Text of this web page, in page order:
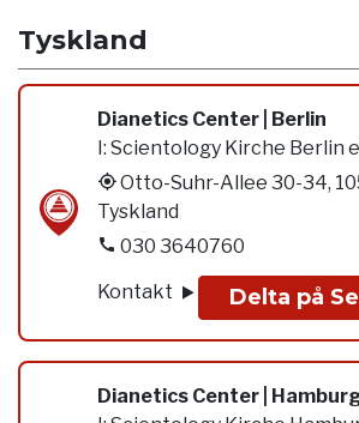
Tyskland
Dianetics Center | Berlin
I: Scientology Kirche Berlin
Otto-Suhr-Allee 30-34,
Tyskland
030 3640760
Kontakt
Delta på
Dianetics Center |